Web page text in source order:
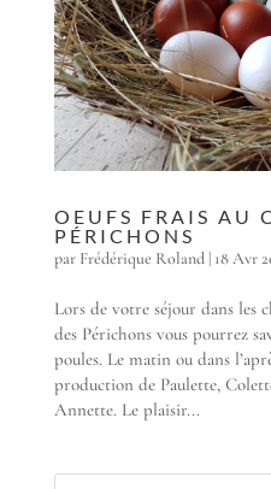
OEUFS FRAIS AU
PÉRICHONS
par Frédérique Roland| 18 Avr
Lors de votre séjour dans les
des Périchons vous pourrez
poules. Le matin ou dans
production de Paulette,
Annette. Le plaisir...